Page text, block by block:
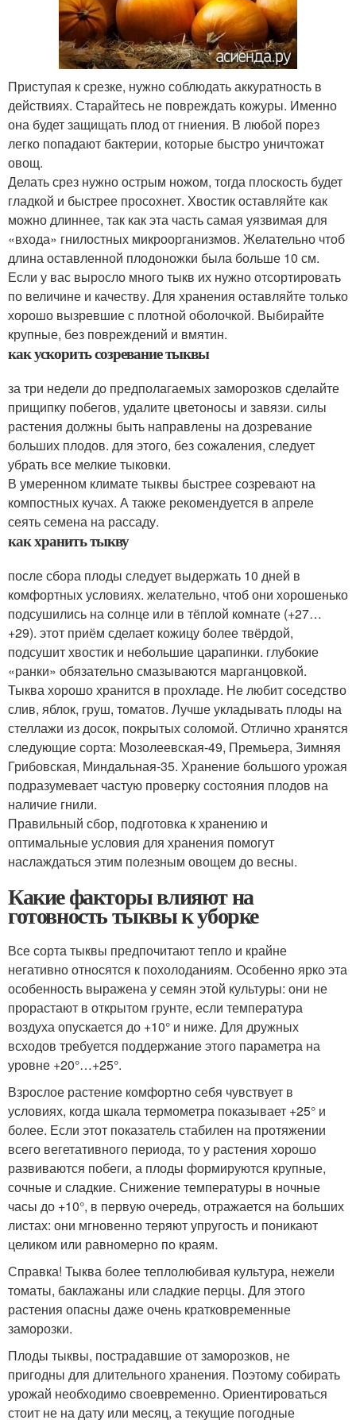
Приступая к срезке, нужно соблюдать аккуратность в
действиях. Старайтесь не повреждать кожуры. Именно
она будет защищать плод от гниения. В любой порез
легко попадают бактерии, которые быстро уничтожат
овощ.
Делать срез нужно острым ножом, тогда плоскость будет
гладкой и быстрее просохнет. Хвостик оставляйте как
можно длиннее, так как эта часть самая уязвимая для
«входа» гнилостных микроорганизмов. Желательно чтоб
длина оставленной плодоножки была больше 10 см.
Если у вас выросло много тыкв их нужно отсортировать
по величине и качеству. Для хранения оставляйте только
хорошо вызревшие с плотной оболочкой. Выбирайте
крупные, без повреждений и вмятин.
как ускорить созревание тыквы
за три недели до предполагаемых заморозков сделайте
прищипку побегов, удалите цветоносы и завязи. силы
растения должны быть направлены на дозревание
больших плодов. для этого, без сожаления, следует
убрать все мелкие тыковки.
В умеренном климате тыквы быстрее созревают на
компостных кучах. А также рекомендуется в апреле
сеять семена на рассаду.
как хранить тыкву
после сбора плоды следует выдержать 10 дней в
комфортных условиях. желательно, чтоб они хорошенько
подсушились на солнце или в тёплой комнате (+27…
+29). этот приём сделает кожицу более твёрдой,
подсушит хвостик и небольшие царапинки. глубокие
«ранки» обязательно смазываются марганцовкой.
Тыква хорошо хранится в прохладе. Не любит соседство
слив, яблок, груш, томатов. Лучше укладывать плоды на
стеллажи из досок, покрытых соломой. Отлично хранятся
следующие сорта: Мозолеевская-49, Премьера, Зимняя
Грибовская, Миндальная-35. Хранение большого урожая
подразумевает частую проверку состояния плодов на
наличие гнили.
Правильный сбор, подготовка к хранению и
оптимальные условия для хранения помогут
наслаждаться этим полезным овощем до весны.
Какие факторы влияют на
готовность тыквы к уборке
Все сорта тыквы предпочитают тепло и крайне
негативно относятся к похолоданиям. Особенно ярко эта
особенность выражена у семян этой культуры: они не
прорастают в открытом грунте, если температура
воздуха опускается до +10° и ниже. Для дружных
всходов требуется поддержание этого параметра на
уровне +20°…+25°.
Взрослое растение комфортно себя чувствует в
условиях, когда шкала термометра показывает +25° и
более. Если этот показатель стабилен на протяжении
всего вегетативного периода, то у растения хорошо
развиваются побеги, а плоды формируются крупные,
сочные и сладкие. Снижение температуры в ночные
часы до +10°, в первую очередь, отражается на больших
листах: они мгновенно теряют упругость и поникают
целиком или равномерно по краям.
Справка! Тыква более теплолюбивая культура, нежели
томаты, баклажаны или сладкие перцы. Для этого
растения опасны даже очень кратковременные
заморозки.
Плоды тыквы, пострадавшие от заморозков, не
пригодны для длительного хранения. Поэтому собирать
урожай необходимо своевременно. Ориентироваться
стоит не на дату или месяц, а текущие погодные